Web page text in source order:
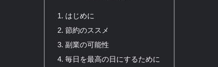
はじめに
節約のススメ
副業の可能性
毎日を最高の日にするために